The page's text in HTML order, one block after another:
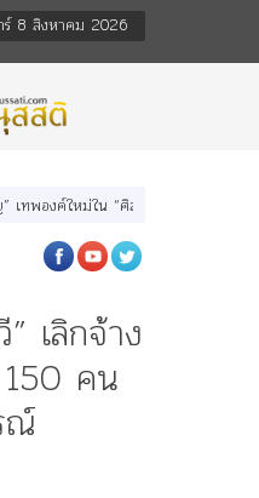
ร์ 8 สิงหาคม 2026
งค์ใหม่ใน “ศิลปะคณะราษฎร”
เลิกจ้าง
คน
ณ์